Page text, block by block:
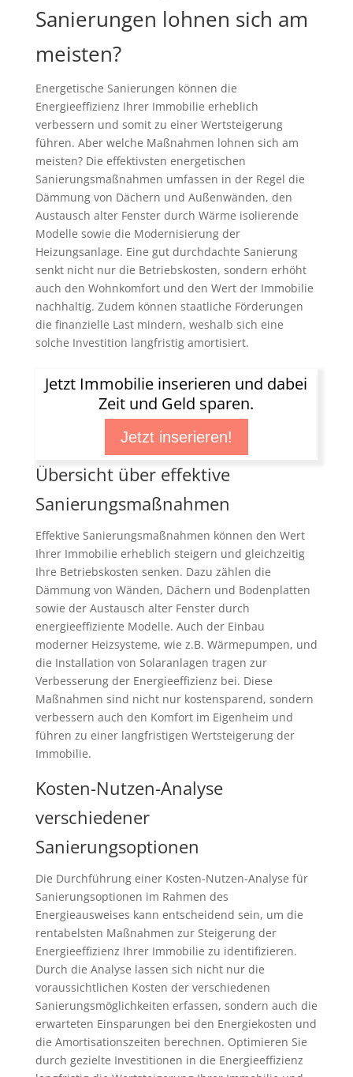
Sanierungen lohnen sich am
meisten?
Energetische Sanierungen können die
Energieeffizienz Ihrer Immobilie erheblich
verbessern und somit zu einer Wertsteigerung
führen. Aber welche Maßnahmen lohnen sich am
meisten? Die effektivsten energetischen
Sanierungsmaßnahmen umfassen in der Regel die
Dämmung von Dächern und Außenwänden, den
Austausch alter Fenster durch Wärme isolierende
Modelle sowie die Modernisierung der
Heizungsanlage. Eine gut durchdachte Sanierung
senkt nicht nur die Betriebskosten, sondern erhöht
auch den Wohnkomfort und den Wert der Immobilie
nachhaltig. Zudem können staatliche Förderungen
die finanzielle Last mindern, weshalb sich eine
solche Investition langfristig amortisiert.
Jetzt Immobilie inserieren und dabei
Zeit und Geld sparen.
Jetzt inserieren!
Übersicht über effektive
Sanierungsmaßnahmen
Effektive Sanierungsmaßnahmen können den Wert
Ihrer Immobilie erheblich steigern und gleichzeitig
Ihre Betriebskosten senken. Dazu zählen die
Dämmung von Wänden, Dächern und Bodenplatten
sowie der Austausch alter Fenster durch
energieeffiziente Modelle. Auch der Einbau
moderner Heizsysteme, wie z.B. Wärmepumpen, und
die Installation von Solaranlagen tragen zur
Verbesserung der Energieeffizienz bei. Diese
Maßnahmen sind nicht nur kostensparend, sondern
verbessern auch den Komfort im Eigenheim und
führen zu einer langfristigen Wertsteigerung der
Immobilie.
Kosten-Nutzen-Analyse
verschiedener
Sanierungsoptionen
Die Durchführung einer Kosten-Nutzen-Analyse für
Sanierungsoptionen im Rahmen des
Energieausweises kann entscheidend sein, um die
rentabelsten Maßnahmen zur Steigerung der
Energieeffizienz Ihrer Immobilie zu identifizieren.
Durch die Analyse lassen sich nicht nur die
voraussichtlichen Kosten der verschiedenen
Sanierungsmöglichkeiten erfassen, sondern auch die
erwarteten Einsparungen bei den Energiekosten und
die Amortisationszeiten berechnen. Optimieren Sie
durch gezielte Investitionen in die Energieeffizienz